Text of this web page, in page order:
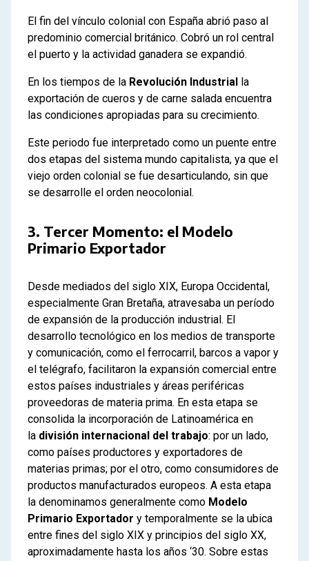
El fin del vínculo colonial con España abrió paso al
predominio comercial británico. Cobró un rol central
el puerto y la actividad ganadera se expandió.
En los tiempos de la Revolución Industrial
la
exportación de cueros y de carne salada encuentra
las condiciones apropiadas para su crecimiento.
Este periodo fue interpretado como un puente entre
dos etapas del sistema mundo capitalista, ya que el
viejo orden colonial se fue desarticulando, sin que
se desarrolle el orden neocolonial.
3. Tercer Momento: el Modelo
Primario Exportador
Desde mediados del siglo XIX, Europa Occidental,
especialmente Gran Bretaña, atravesaba un período
de expansión de la producción industrial. El
desarrollo tecnológico en los medios de transporte
y comunicación, como el ferrocarril, barcos a vapor y
el telégrafo, facilitaron la expansión comercial entre
estos países industriales y áreas periféricas
proveedoras de materia prima. En esta etapa se
consolida la incorporación de Latinoamérica en
la división internacional del trabajo: por un lado,
como países productores y exportadores de
materias primas; por el otro, como consumidores de
productos manufacturados europeos. A esta etapa
la denominamos generalmente como Modelo
Primario Exportador y temporalmente se la ubica
entre fines del siglo XIX y principios del siglo XX,
aproximadamente hasta los años ‘30. Sobre estas